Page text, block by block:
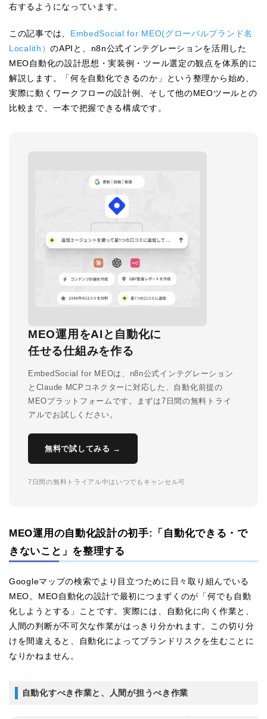
右するようになっています。
この記事では、 EmbedSocial for MEO(グローバルブランド名
Localith）のAPIと、n8n公式インテグレーションを活用した
MEO自動化の設計思想・実装例・ツール選定の観点を体系的に
解説します。「何を自動化できるのか」という整理から始め、
実際に動くワークフローの設計例、そして他のMEOツールとの
比較まで、一本で把握できる構成です。
MEO運用をAIと自動化に
任せる仕組みを作る
EmbedSocial for MEOは、n8n公式インテグレーション
とClaude MCPコネクターに対応した、自動化前提の
MEOプラットフォームです。まずは7日間の無料トライ
アルでお試しください。
無料で試してみる →
7日間の無料トライアル中はいつでもキャンセル可
MEO運用の自動化設計の初手:「自動化できる・で
きないこと」を整理する
Googleマップの検索でより目立つために日々取り組んでいる
MEO。MEO自動化の設計で最初につまずくのが「何でも自動
化しようとする」ことです。実際には、自動化に向く作業と、
人間の判断が不可欠な作業がはっきり分かれます。この切り分
けを間違えると、自動化によってブランドリスクを生むことに
なりかねません。
自動化すべき作業と、人間が担うべき作業